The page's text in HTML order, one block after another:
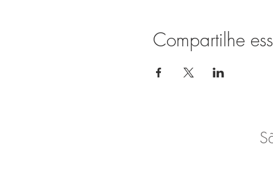
Compartilhe